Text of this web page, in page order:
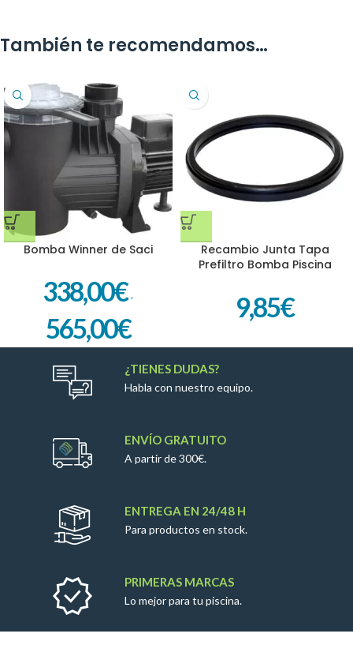
También te recomendamos…
Bomba Winner de Saci
338,00€ -
565,00€
Recambio Junta Tapa
Prefiltro Bomba Piscina
9,85€
¿TIENES DUDAS?
Habla con nuestro equipo.
ENVÍO GRATUITO
A partir de 300€.
ENTREGA EN 24/48 H
Para productos en stock.
PRIMERAS MARCAS
Lo mejor para tu piscina.